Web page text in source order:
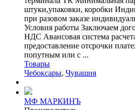
штуки,упаковки, коробки
при разовом заказе
Условия работы Заключаем
НДС Авансовая система
предоставление отсрочки
попутным или с ...
Товары
Чебоксары, Чувашия
МФ МАРКИНЪ